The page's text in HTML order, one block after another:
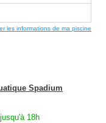
les informations de ma piscine
Spadium
18h